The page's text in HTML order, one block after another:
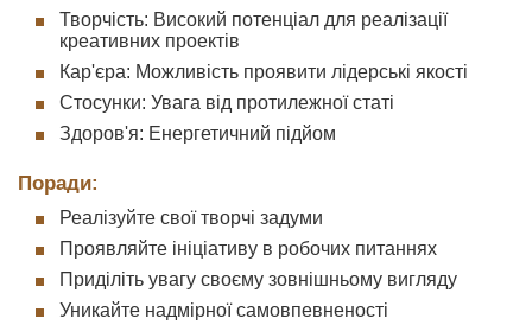
Творчість: Високий потенціал для реалізації
креативних проектів
Кар'єра: Можливість проявити лідерські якості
Стосунки: Увага від протилежної статі
Здоров'я: Енергетичний підйом
Поради:
Реалізуйте свої творчі задуми
Проявляйте ініціативу в робочих питаннях
Приділіть увагу своєму зовнішньому вигляду
Уникайте надмірної самовпевненості